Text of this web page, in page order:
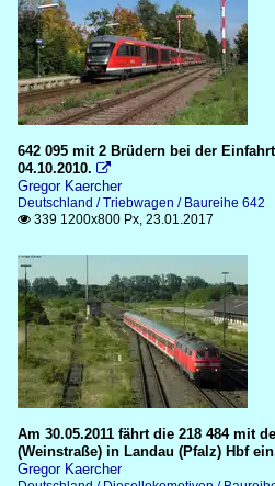
642 095 mit 2 Brüdern bei der
04.10.2010. 
Gregor Kaercher
Deutschland / Triebwagen / Baureihe 642
 339 1200x800 Px, 23.01.2017
Am 30.05.2011 fährt die 218 484 mit
(Weinstraße) in Landau (Pfalz) Hbf
Gregor Kaercher